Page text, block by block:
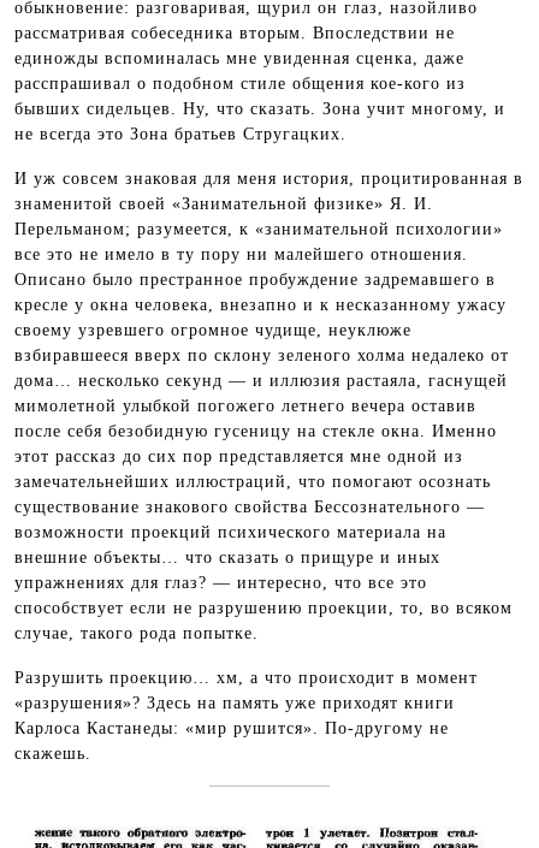
обыкновение: разговаривая, щурил он глаз, назойливо
рассматривая собеседника вторым. Впоследствии не
единожды вспоминалась мне увиденная сценка, даже
расспрашивал о подобном стиле общения кое-кого из
бывших сидельцев. Ну, что сказать. Зона учит многому, и
не всегда это Зона братьев Стругацких.
И уж совсем знаковая для меня история, процитированная в
знаменитой своей «Занимательной физике» Я. И.
Перельманом; разумеется, к «занимательной психологии»
все это не имело в ту пору ни малейшего отношения.
Описано было престранное пробуждение задремавшего в
кресле у окна человека, внезапно и к несказанному ужасу
своему узревшего огромное чудище, неуклюже
взбиравшееся вверх по склону зеленого холма недалеко от
дома… несколько секунд — и иллюзия растаяла, гаснущей
мимолетной улыбкой погожего летнего вечера оставив
после себя безобидную гусеницу на стекле окна. Именно
этот рассказ до сих пор представляется мне одной из
замечательнейших иллюстраций, что помогают осознать
существование знакового свойства Бессознательного —
возможности проекций психического материала на
внешние объекты… что сказать о прищуре и иных
упражнениях для глаз? — интересно, что все это
способствует если не разрушению проекции, то, во всяком
случае, такого рода попытке.
Разрушить проекцию… хм, а что происходит в момент
«разрушения»? Здесь на память уже приходят книги
Карлоса Кастанеды: «мир рушится». По-другому не
скажешь.